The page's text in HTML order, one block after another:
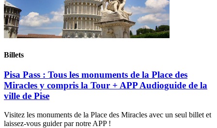
Billets
Pisa Pass : Tous les monuments de la Place des
Miracles y compris la Tour + APP Audioguide de la
ville de Pise
Visitez les monuments de la Place des Miracles avec un seul billet et
laissez-vous guider par notre APP !